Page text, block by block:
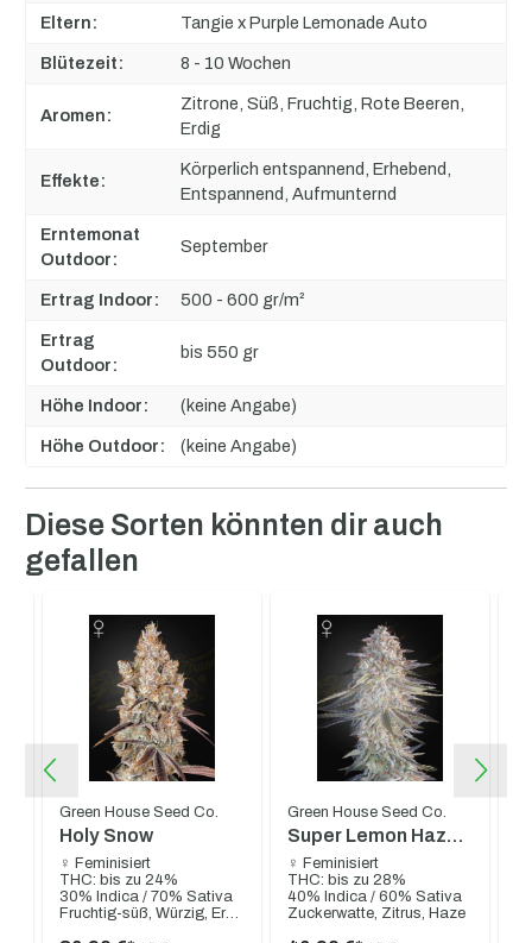
Eltern: Tangie x Purple Lemonade Auto
Blütezeit: 8 - 10 Wochen
Aromen:
Zitrone, Süß, Fruchtig, Rote Beeren,
Erdig
Effekte:
Körperlich entspannend, Erhebend,
Entspannend, Aufmunternd
Erntemonat
Outdoor:
September
Ertrag Indoor: 500 - 600 gr/m²
Ertrag
Outdoor:
bis 550 gr
Höhe Indoor: (keine Angabe)
Höhe Outdoor: (keine Angabe)
Produktgalerie überspringen
Diese Sorten könnten dir auch
gefallen
Green House Seed Co.
Holy Snow
♀ Feminisiert
THC: bis zu 24%
30% Indica / 70% Sativa
Green House Seed Co.
Super Lemon Haze
x Pink Candy
♀ Feminisiert
THC: bis zu 28%
40% Indica / 60% Sativa
Zuckerwatte, Zitrus, Haze